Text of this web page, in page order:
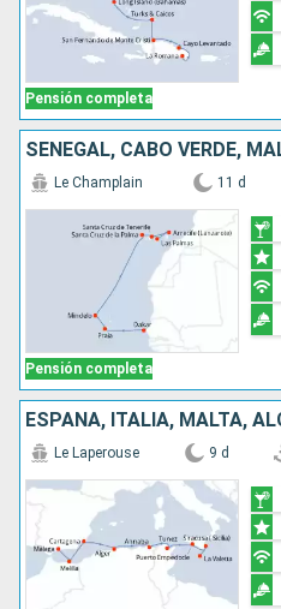
Pensión completa
Pensión completa
Le Champlain 11 d
Le Laperouse 9 d